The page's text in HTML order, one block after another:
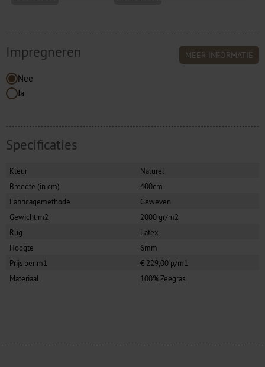
Impregneren MEER INFORMATIE
Nee
Ja
Specificaties
Kleur
Naturel
Breedte (in cm)
400cm
Fabricagemethode
Geweven
Gewicht m2
2000 gr/m2
Rug
Latex
Hoogte
6mm
Prijs per m1
€ 229,00 p/m1
Materiaal
100% Zeegras